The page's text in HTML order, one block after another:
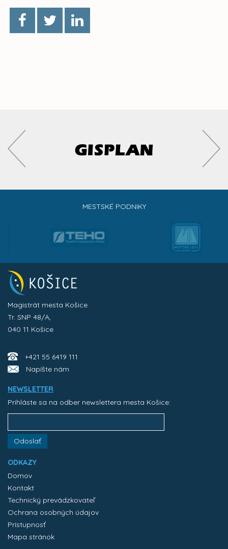
MESTSKÉ PODNIKY
Magistrát mesta Košice
Tr. SNP 48/A,
040 11 Košice
+421 55 6419 111
Napíšte nám
NEWSLETTER
Prihláste sa na odber newslettera mesta Košice:
Odoslať
ODKAZY
Domov
Kontakt
Technický prevádzkovateľ
Ochrana osobných údajov
Prístupnosť
Mapa stránok